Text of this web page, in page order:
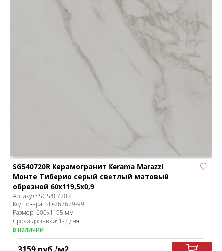
SG540720R Керамогранит Kerama Marazzi
Монте Тиберио серый светлый матовый
обрезной 60x119,5x0,9
Артикул: SG540720R
Код товара: SD-267629-99
Размер: 600x1195 мм
Сроки доставки: 1-3 дня
в наличии
3159 руб./м2